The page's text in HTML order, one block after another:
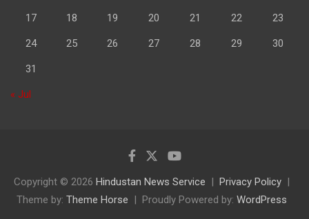
17 18 19 20 21 22 23
24 25 26 27 28 29 30
31
« Jul
Copyright © 2026 Hindustan News Service
Privacy Policy
Theme by: Theme Horse Proudly Powered by: WordPress